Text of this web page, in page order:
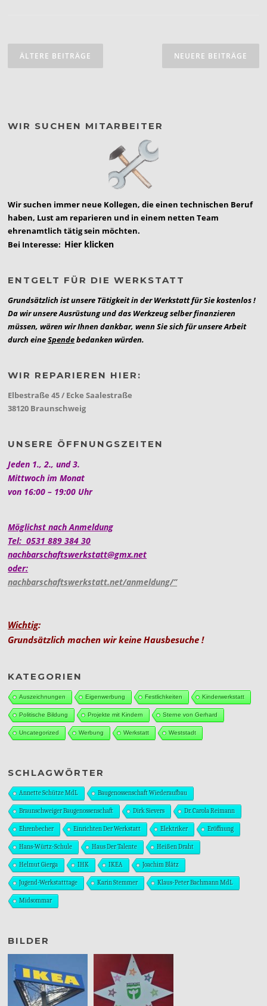
ÄLTERE BEITRÄGE NEUERE BEITRÄGE
WIR SUCHEN MITARBEITER
Wir suchen immer neue Kollegen, die einen technischen Beruf
haben, Lust am reparieren und in einem netten Team
ehrenamtlich tätig sein möchten.
Bei Interesse: Hier klicken
ENTGELT FÜR DIE WERKSTATT
Grundsätzlich ist unsere Tätigkeit in der Werkstatt für Sie kostenlos !
Da wir unsere Ausrüstung und das Werkzeug selber finanzieren
müssen, wären wir Ihnen dankbar, wenn Sie sich für unsere Arbeit
durch eineSpendebedanken würden.
WIR REPARIEREN HIER:
Elbestraße 45 / Ecke Saalestraße
38120 Braunschweig
UNSERE ÖFFNUNGSZEITEN
Jeden 1., 2., und 3.
Mittwoch im Monat
von 16:00 – 19:00 Uhr
Möglichst nach Anmeldung
Tel: 0531 889 384 30
nachbarschaftswerkstatt@gmx.net
oder:
nachbarschaftswerkstatt.net/anmeldung/”
Wichtig:
Grundsätzlich machen wir keine Hausbesuche !
KATEGORIEN
Auszeichnungen Eigenwerbung Festlichkeiten Kinderwerkstatt
Politische Bildung Projekte mit Kindern Sterne von Gerhard
Uncategorized Werbung Werkstatt Weststadt
SCHLAGWÖRTER
Annette Schütze MdL Baugenossenschaft Wiederaufbau
Braunschweiger Baugenossenschaft Dirk Sievers Dr. Carola Reimann
Ehrenbecher Einrichten Der Werkstatt Elektriker Eröffnung
Hans-Würtz-Schule Haus Der Talente Heißen Draht
Helmut Gierga IHK IKEA Joachim Blätz
Jugend-Werkstatttage Karin Stemmer Klaus-Peter Bachmann MdL
Midsommar
BILDER